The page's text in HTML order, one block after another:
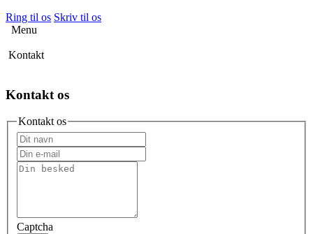
Ring til os Skriv til os
Menu
Kontakt
Kontakt os
Kontakt os
Captcha